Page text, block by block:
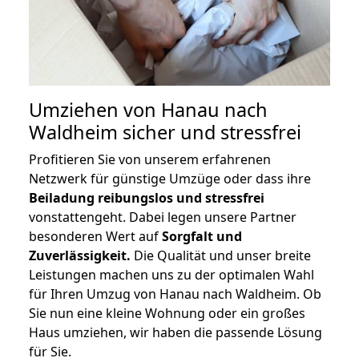
Umziehen von Hanau nach
Waldheim sicher und stressfrei
Profitieren Sie von unserem erfahrenen
Netzwerk für günstige Umzüge oder dass ihre
Beiladung reibungslos und stressfrei
vonstattengeht. Dabei legen unsere Partner
besonderen Wert aufSorgfalt und
Zuverlässigkeit. Die Qualität und unser breite
Leistungen machen uns zu der optimalen Wahl
für Ihren Umzug von Hanau nach Waldheim. Ob
Sie nun eine kleine Wohnung oder ein großes
Haus umziehen, wir haben die passende Lösung
für Sie.